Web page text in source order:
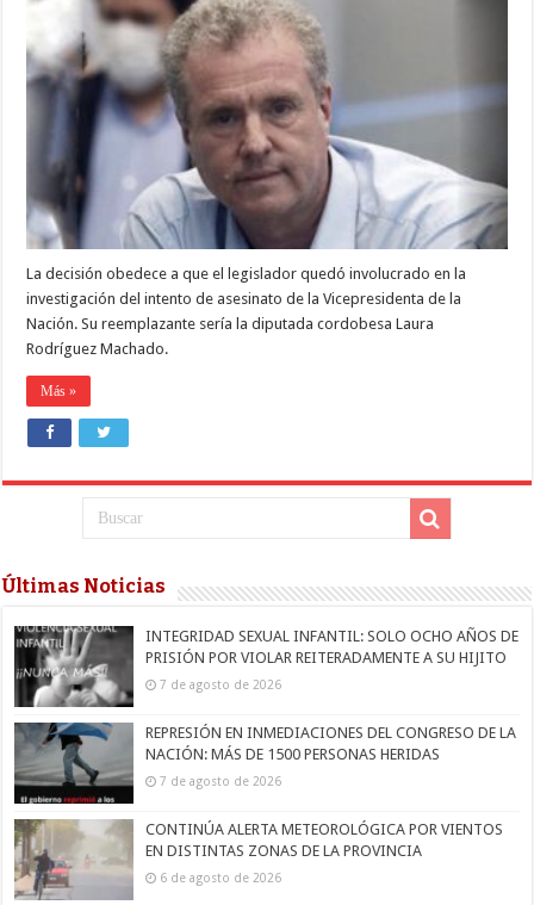
A
GERARDO
MILMAN
DE
PRESIDENCIA
DEL
BLOQUE
PRO
La decisión obedece a que el legislador quedó involucrado en la
investigación del intento de asesinato de la Vicepresidenta de la
Nación. Su reemplazante sería la diputada cordobesa Laura
Rodríguez Machado.
Más »
Últimas Noticias
INTEGRIDAD SEXUAL INFANTIL: SOLO OCHO AÑOS DE
PRISIÓN POR VIOLAR REITERADAMENTE A SU HIJITO
7 de agosto de 2026
REPRESIÓN EN INMEDIACIONES DEL CONGRESO DE LA
NACIÓN: MÁS DE 1500 PERSONAS HERIDAS
7 de agosto de 2026
CONTINÚA ALERTA METEOROLÓGICA POR VIENTOS
EN DISTINTAS ZONAS DE LA PROVINCIA
6 de agosto de 2026